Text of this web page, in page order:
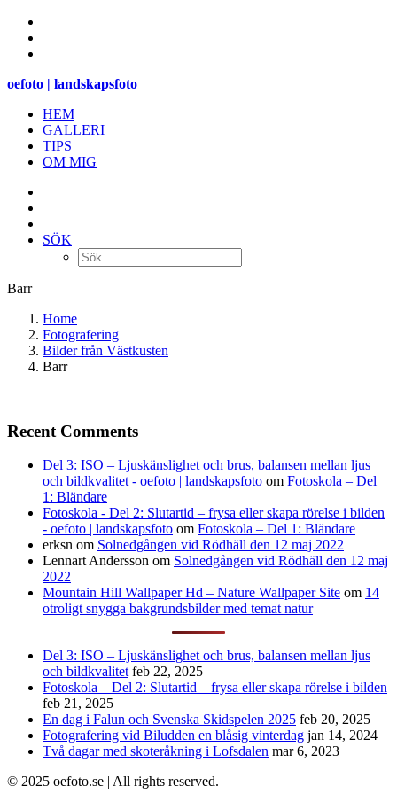
oefoto | landskapsfoto
HEM
GALLERI
TIPS
OM MIG
SÖK
Barr
Home
Fotografering
Bilder från Västkusten
Barr
Recent Comments
Del 3: ISO – Ljuskänslighet och brus, balansen mellan ljus
och bildkvalitet - oefoto | landskapsfoto om Fotoskola – Del
1: Bländare
Fotoskola - Del 2: Slutartid – frysa eller skapa rörelse i bilden
- oefoto | landskapsfoto om Fotoskola – Del 1: Bländare
erksn om Solnedgången vid Rödhäll den 12 maj 2022
Lennart Andersson om Solnedgången vid Rödhäll den 12 maj
2022
Mountain Hill Wallpaper Hd – Nature Wallpaper Site om 14
otroligt snygga bakgrundsbilder med temat natur
Del 3: ISO – Ljuskänslighet och brus, balansen mellan ljus
och bildkvalitet feb 22, 2025
Fotoskola – Del 2: Slutartid – frysa eller skapa rörelse i bilden
feb 21, 2025
En dag i Falun och Svenska Skidspelen 2025 feb 20, 2025
Fotografering vid Biludden en blåsig vinterdag jan 14, 2024
Två dagar med skoteråkning i Lofsdalen mar 6, 2023
© 2025 oefoto.se | All rights reserved.